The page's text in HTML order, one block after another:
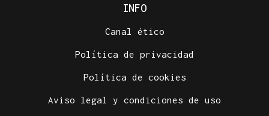
INFO
Canal ético
Política de privacidad
Política de cookies
Aviso legal y condiciones de uso